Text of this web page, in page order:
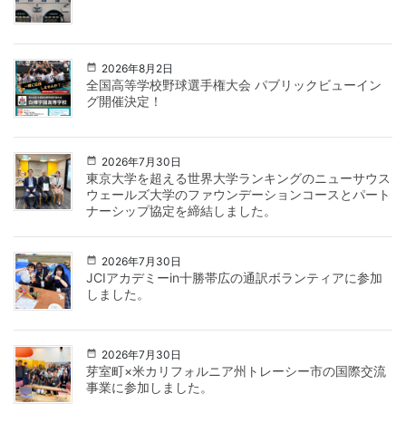
2026年8月2日
全国高等学校野球選手権大会 パブリックビューイン
グ開催決定！
2026年7月30日
東京大学を超える世界大学ランキングのニューサウス
ウェールズ大学のファウンデーションコースとパート
ナーシップ協定を締結しました。
2026年7月30日
JCIアカデミーin十勝帯広の通訳ボランティアに参加
しました。
2026年7月30日
芽室町×米カリフォルニア州トレーシー市の国際交流
事業に参加しました。